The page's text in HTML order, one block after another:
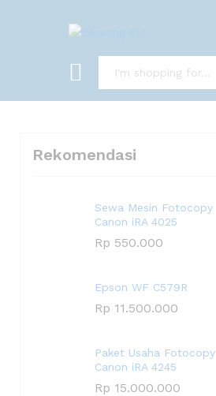
Rekomendasi
Sewa Mesin Fotocopy
Canon iRA 4025
Rp 550.000
Epson WF C579R
Rp 11.500.000
Paket Usaha Fotocopy
Canon iRA 4245
Rp 15.000.000